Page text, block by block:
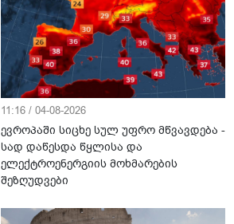
11:16 / 04-08-2026
ევროპაში სიცხე სულ უფრო მწვავდება -
სად დაწესდა წყლისა და
ელექტროენერგიის მოხმარების
შეზღუდვები